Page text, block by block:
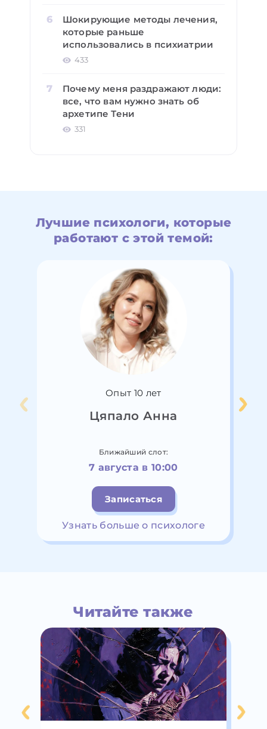
Шокирующие методы лечения,
которые раньше
использовались в психиатрии
433
Почему меня раздражают люди:
все, что вам нужно знать об
архетипе Тени
331
Лучшие психологи, которые
работают с этой темой:
Опыт 10 лет
Цяпало Анна
Ближайший слот:
7 августа в 10:00
Записаться
Узнать больше о психологе
Читайте также